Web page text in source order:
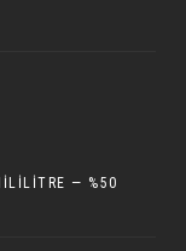
— %50